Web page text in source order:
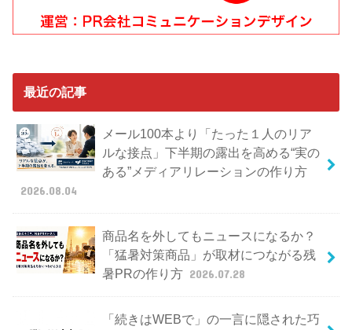
最近の記事
メール100本より「たった１人のリア
ルな接点」下半期の露出を高める“実の
ある”メディアリレーションの作り方
2026.08.04
商品名を外してもニュースになるか？
「猛暑対策商品」が取材につながる残
暑PRの作り方 2026.07.28
「続きはWEBで」の一言に隠された巧